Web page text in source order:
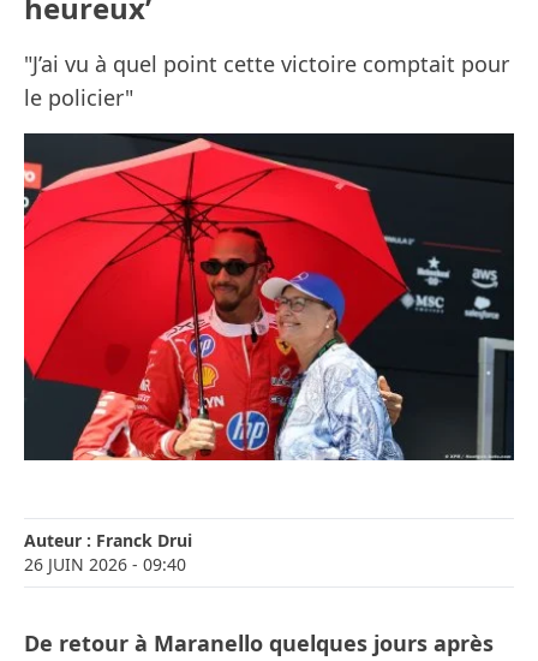
"J’ai vu à quel point cette victoire comptait pour
le policier"
Auteur : Franck Drui
26 JUIN 2026 - 09:40
De retour à Maranello quelques jours après